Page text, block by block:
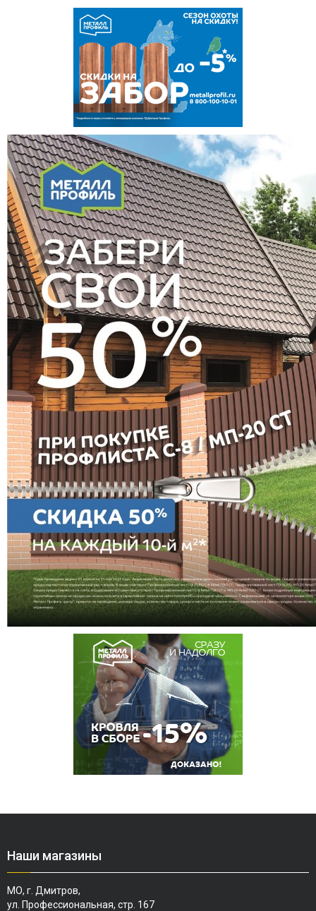
Наши магазины
МО, г. Дмитров,
ул. Профессиональная, стр. 167